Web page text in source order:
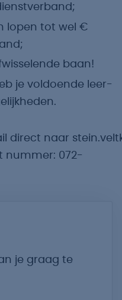
lopen tot wel €
baan!
je voldoende leer-
direct naar
nummer: 072-
je graag te